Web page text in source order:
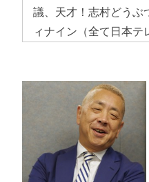
議、天才！志村どうぶ
ィナイン（全て日本テ